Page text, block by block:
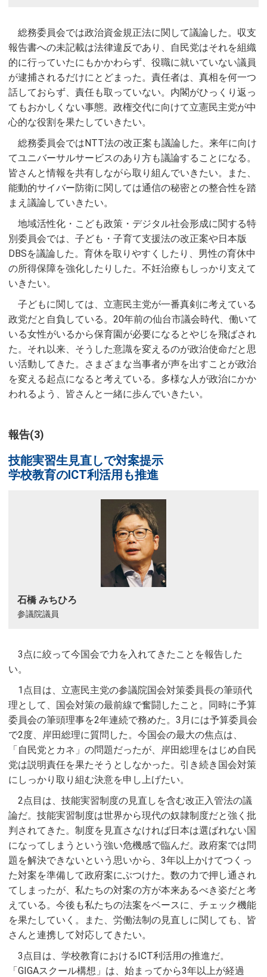
総務委員会では政治資金規正法に関して議論した。収支
報告書への未記載は法律違反であり、自民党はそれを組織
的に行っていたにもかかわらず、役職に就いていない議員
が逮捕されるだけにとどまった。責任者は、真相を何一つ
話しておらず、責任も取っていない。内閣がひっくり返っ
てもおかしくない事態。政権交代に向けて立憲民主党が中
心的な役割を果たしていきたい。
総務委員会ではNTT法の改正案も議論した。来年に向け
てユニバーサルサービスのあり方も議論することになる。
皆さんと情報を共有しながら取り組んでいきたい。また、
能動的サイバー防衛に関しては通信の秘密との整合性を踏
まえ議論していきたい。
地域活性化・こども政策・デジタル社会形成に関する特
別委員会では、子ども・子育て支援法の改正案や日本版
DBSを議論した。育休を取りやすくしたり、男性の育休中
の所得保障を強化したりした。不妊治療もしっかり支えて
いきたい。
子どもに関しては、立憲民主党が一番真剣に考えている
政党だと自負している。20年前の仙台市議会時代、働いて
いる女性がいるから保育園が必要になるとやじを飛ばされ
た。それ以来、そうした意識を変えるのが政治使命だと思
い活動してきた。さまざまな当事者が声を出すことが政治
を変える起点になると考えている。多様な人が政治にかか
われるよう、皆さんと一緒に歩んでいきたい。
報告(3)
技能実習生見直しで対案提示
学校教育のICT利活用も推進
石橋 みちひろ
参議院議員
3点に絞って今国会で力を入れてきたことを報告した
い。
1点目は、立憲民主党の参議院国会対策委員長の筆頭代
理として、国会対策の最前線で奮闘したこと。同時に予算
委員会の筆頭理事を2年連続で務めた。3月には予算委員会
で2度、岸田総理に質問した。今国会の最大の焦点は、
「自民党とカネ」の問題だったが、岸田総理をはじめ自民
党は説明責任を果たそうとしなかった。引き続き国会対策
にしっかり取り組む決意を申し上げたい。
2点目は、技能実習制度の見直しを含む改正入管法の議
論だ。技能実習制度は世界から現代の奴隷制度だと強く批
判されてきた。制度を見直さなければ日本は選ばれない国
になってしまうという強い危機感で臨んだ。政府案では問
題を解決できないという思いから、3年以上かけてつくっ
た対案を準備して政府案にぶつけた。数の力で押し通され
てしまったが、私たちの対案の方が本来あるべき姿だと考
えている。今後も私たちの法案をベースに、チェック機能
を果たしていく。また、労働法制の見直しに関しても、皆
さんと連携して対応してきたい。
3点目は、学校教育におけるICT利活用の推進だ。
「GIGAスクール構想」は、始まってから3年以上が経過